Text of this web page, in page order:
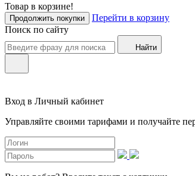
Товар в корзине!
Продолжить покупки
Перейти в корзину
Поиск по сайту
Найти
Вход в Личный кабинет
Управляйте своими тарифами и получайте